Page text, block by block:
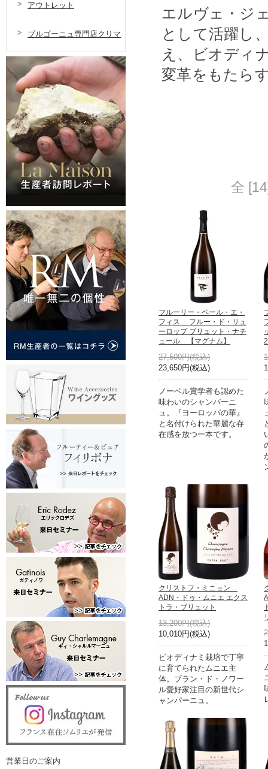
エルヴェ・ジ
として活躍し
え、ビオディ
変革をもたら
全
フルーリー・ペール・エ・
フィス フルー・ド・リュ
ーロップ ブリュット・ナチ
ュール 【マグナム】
27,500円(税込)
23,650円(税込)
ノーベル賞学者も認めた
味わいのシャンパーニ
ュ。『ヨーロッパの華』
と名付けられた華麗な存
在感を放つ一本です。
クリストフ・ミニョン
ADN・ドゥ・ムニエ エクス
トラ・ブリュット
13,200円(税込)
10,010円(税込)
ビオディナミ栽培で丁寧
に育てられたムニエ主
体。ブラン・ド・ノワー
ル愛好家注目の新世代シ
ャンパーニュ。
アウトレット
ブルゴーニュ専門店クリマ
営業日のご案内